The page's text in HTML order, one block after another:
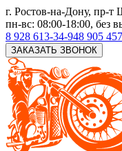
г. Ростов-на-Дону, пр-т
пн-вс: 08:00-18:00, без
8 928 613-34-948 905
ЗАКАЗАТЬ ЗВОНОК